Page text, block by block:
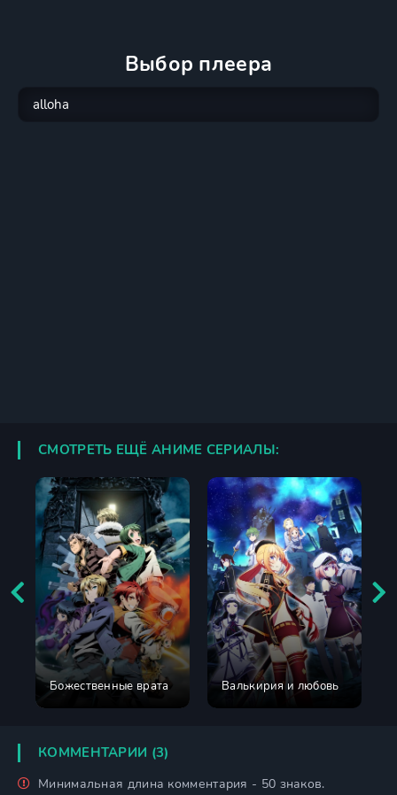
Выбор плеера
СМОТРЕТЬ ЕЩЁ АНИМЕ СЕРИАЛЫ:
Божественные врата Валькирия и любовь
КОММЕНТАРИИ (3)
Минимальная длина комментария - 50 знаков.